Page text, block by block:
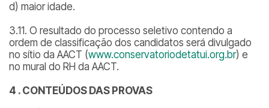
d) maior idade.
3.11. O resultado do processo seletivo contendo a
ordem de classificação dos candidatos será divulgado
no sítio da AACT (www.conservatoriodetatui.org.br) e
no mural do RH da AACT.
4 . CONTEÚDOS DAS PROVAS